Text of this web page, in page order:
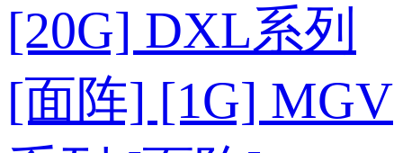
[20G] DXL系列
[面阵] [1G] MGV